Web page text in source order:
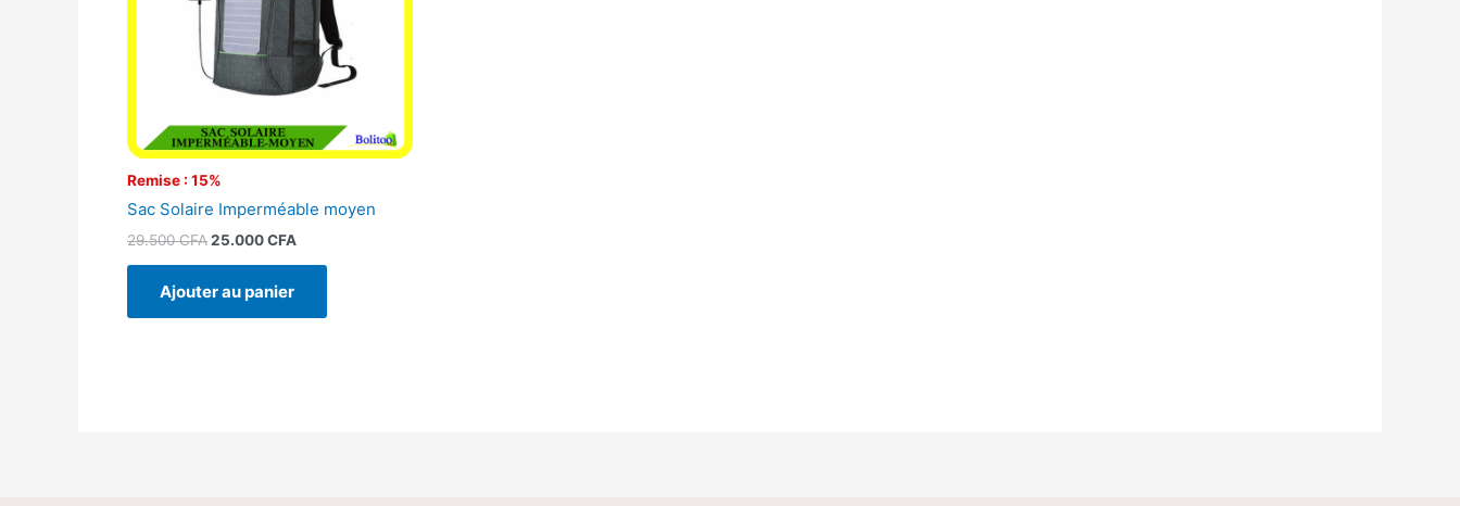
Remise : 15%
Sac Solaire Imperméable moyen
29.500CFA25.000CFA
Ajouter au panier